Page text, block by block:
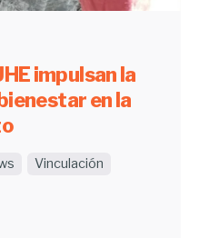
impulsan la
en la
Vinculación